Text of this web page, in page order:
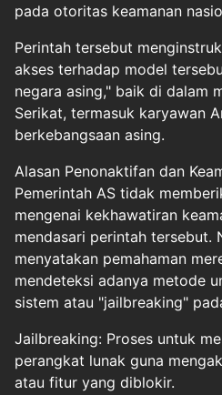
pada otoritas keamanan
Perintah tersebut
akses terhadap model
negara asing," baik di dalam
Serikat, termasuk karyawan
berkebangsaan asing.
Alasan Penonaktifan dan
Pemerintah AS tidak
mengenai kekhawatiran
mendasari perintah tersebut.
menyatakan pemahaman
mendeteksi adanya metode
sistem atau "jailbreaking"
Jailbreaking: Proses untuk
perangkat lunak guna
atau fitur yang diblokir.